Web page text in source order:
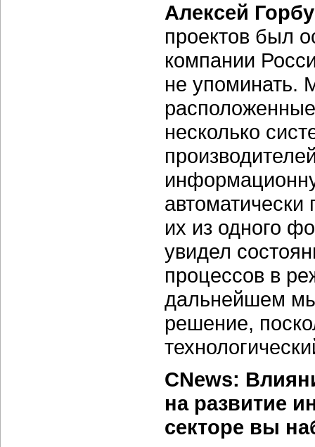
Алексей
проектов был
компании
не упоминать.
несколько
их из одного
увидел
процессов в
дальнейшем
решение,
CNews:
на развитие
секторе вы